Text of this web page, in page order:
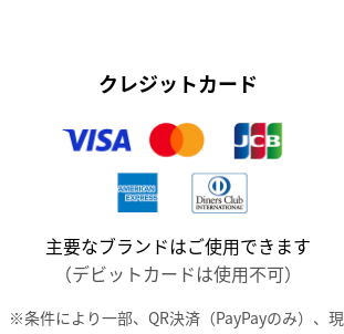
クレジットカード
主要なブランドはご使用できます
（デビットカードは使用不可）
条件により一部、QR決済（PayPayのみ）、現